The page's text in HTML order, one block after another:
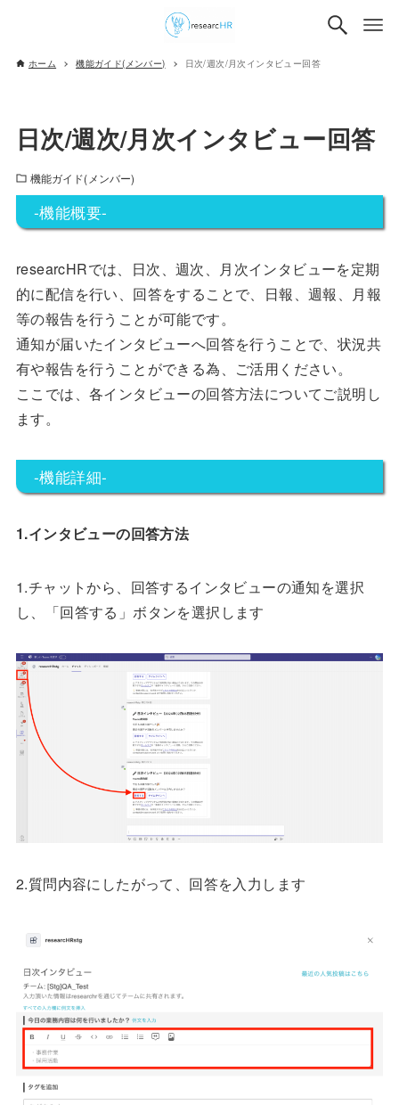
ホーム 機能ガイド(メンバー) 日次/週次/月次インタビュー回答
日次/週次/月次インタビュー回答
機能ガイド(メンバー)
-機能概要-
researcHRでは、日次、週次、月次インタビューを定期
的に配信を行い、回答をすることで、日報、週報、月報
等の報告を行うことが可能です。
通知が届いたインタビューへ回答を行うことで、状況共
有や報告を行うことができる為、ご活用ください。
ここでは、各インタビューの回答方法についてご説明し
ます。
-機能詳細-
1.インタビューの回答方法
1.チャットから、回答するインタビューの通知を選択
し、「回答する」ボタンを選択します
2.質問内容にしたがって、回答を入力します